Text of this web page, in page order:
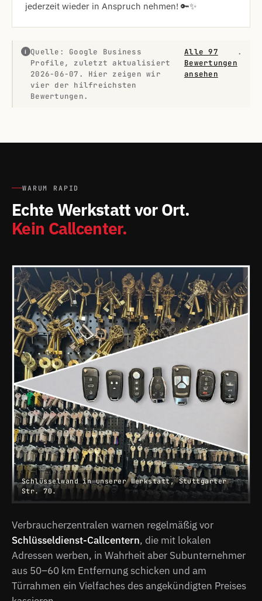
jederzeit wieder in Anspruch nehmen! 🔑✨
i
Quelle: Google Business
Profile, zuletzt aktualisiert
2026-06-07. Hier zeigen wir
vier der hilfreichsten
Bewertungen.
Alle 97
Bewertungen
ansehen
.
WARUM RAPID
Echte Werkstatt vor Ort.
Kein Callcenter.
Schlüsselwand in unserer Werkstatt, Stuttgarter
Str. 70.
Verbraucherzentralen warnen regelmäßig vor
Schlüsseldienst-Callcentern, die mit lokalen
Adressen werben, in Wahrheit aber Subunternehmer
aus 50–60 km Entfernung schicken und am
Türrahmen ein Vielfaches des angekündigten Preises